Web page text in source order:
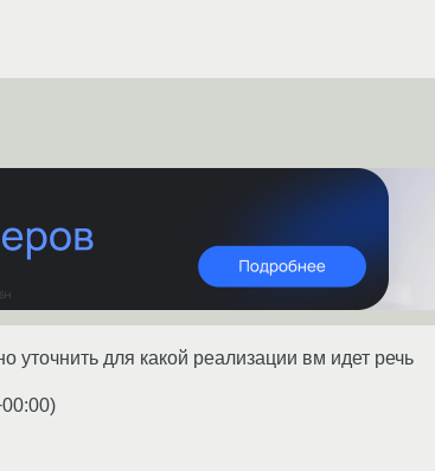
уточнить для какой реализации вм идет речь
)